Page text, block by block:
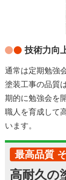
技術力向
通常は定期勉強
塗装工事の品質
期的に勉強会を
職人を育成して
います。
最高品質
高耐久の